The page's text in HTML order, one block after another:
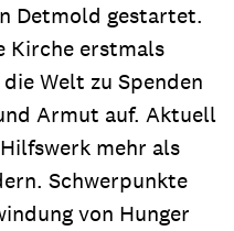
Detmold gestartet.
Kirche erstmals
Welt zu Spenden
Armut auf. Aktuell
mehr als
Schwerpunkte
von Hunger